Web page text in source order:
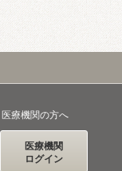
医療機関の方へ
医療機関
ログイン